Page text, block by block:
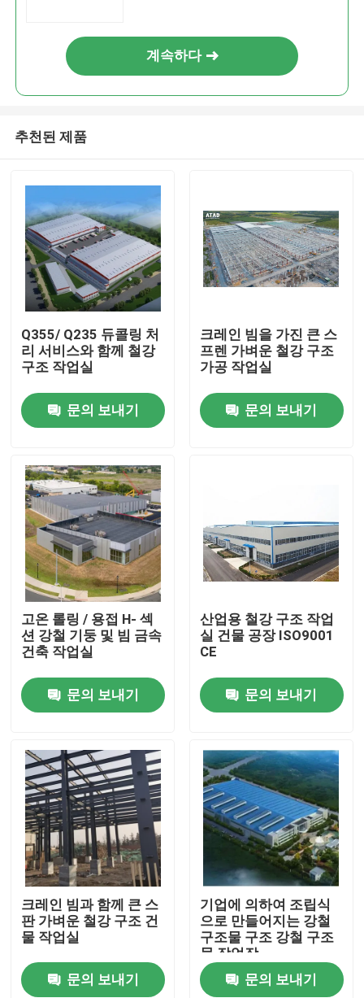
집
제품
동영상
우리에 대하여
품질 관리
인용문을 요구하세요
철골 구조물 저장소
철골 구조물 워크샵
가벼운 철골 구조물
계속하다
추천된 제품
Q355/ Q235 듀콜링 처
리 서비스와 함께 철강
구조 작업실
문의 보내기
크레인 빔을 가진 큰 스
프렌 가벼운 철강 구조
가공 작업실
문의 보내기
고온 롤링 / 용접 H- 섹
션 강철 기둥 및 빔 금속
건축 작업실
문의 보내기
산업용 철강 구조 작업
실 건물 공장 ISO9001
CE
문의 보내기
크레인 빔과 함께 큰 스
판 가벼운 철강 구조 건
물 작업실
문의 보내기
기업에 의하여 조립식
으로 만들어지는 강철
구조물 구조 강철 구조
물 작업장
문의 보내기